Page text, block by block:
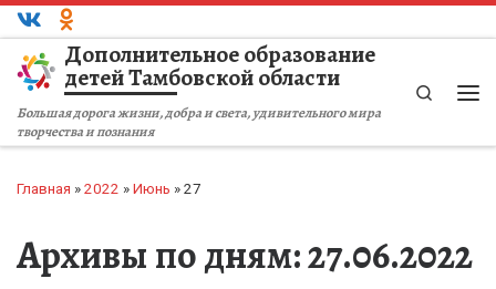
Перейти к содержимому
Дополнительное образование
детей Тамбовской области
Большая дорога жизни, добра и света, удивительного мира
творчества и познания
Search
Главная » 2022 » Июнь » 27
Архивы по дням:27.06.2022